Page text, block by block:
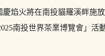
焰火將在南投貓羅溪畔施
南投世界茶業博覽會」活